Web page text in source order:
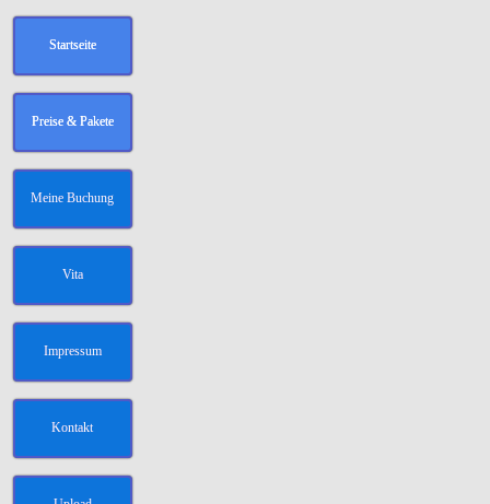
Startseite
Preise & Pakete
Meine Buchung
Vita
Impressum
Kontakt